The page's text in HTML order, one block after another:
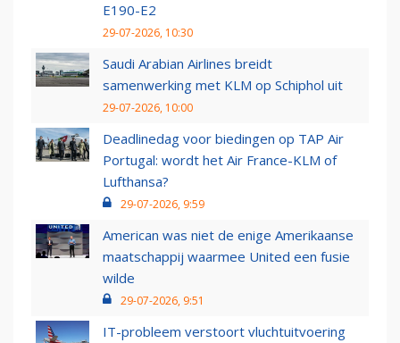
E190-E2
29-07-2026, 10:30
Saudi Arabian Airlines breidt
samenwerking met KLM op Schiphol uit
29-07-2026, 10:00
Deadlinedag voor biedingen op TAP Air
Portugal: wordt het Air France-KLM of
Lufthansa?
29-07-2026, 9:59
American was niet de enige Amerikaanse
maatschappij waarmee United een fusie
wilde
29-07-2026, 9:51
IT-probleem verstoort vluchtuitvoering